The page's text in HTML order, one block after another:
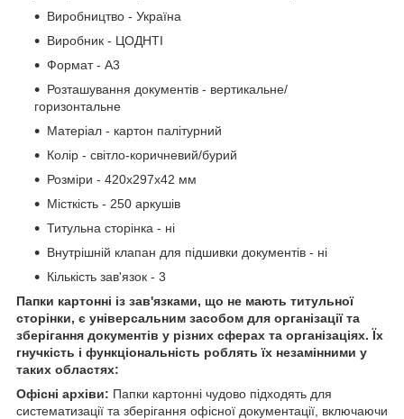
Виробництво - Україна
Виробник - ЦОДНТІ
Формат - А3
Розташування документів - вертикальне/
горизонтальне
Матеріал - картон палітурний
Колір - світло-коричневий/бурий
Розміри - 420x297x42 мм
Місткість - 250 аркушів
Титульна сторінка - ні
Внутрішній клапан для підшивки документів - ні
Кількість зав'язок - 3
Папки картонні із зав'язками, що не мають титульної
сторінки, є універсальним засобом для організації та
зберігання документів у різних сферах та організаціях. Їх
гнучкість і функціональність роблять їх незамінними у
таких областях:
Офісні архіви: Папки картонні чудово підходять для
систематизації та зберігання офісної документації, включаючи